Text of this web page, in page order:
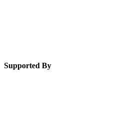
Supported By